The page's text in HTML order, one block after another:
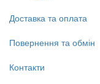
Доставка та оплата
Повернення та обмін
Контакти